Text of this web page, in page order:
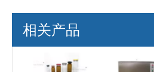
相关产品